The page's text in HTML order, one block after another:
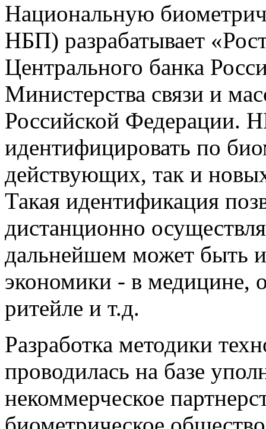
Национальную
НБП) разрабатывает
Центрального банка
Министерства связи и
Российской Федерации.
идентифицировать по
действующих, так и
Такая идентификация
дистанционно
дальнейшем может быть
экономики - в медицине,
ритейле и т.д.
Разработка методики
проводилась на базе
некоммерческое